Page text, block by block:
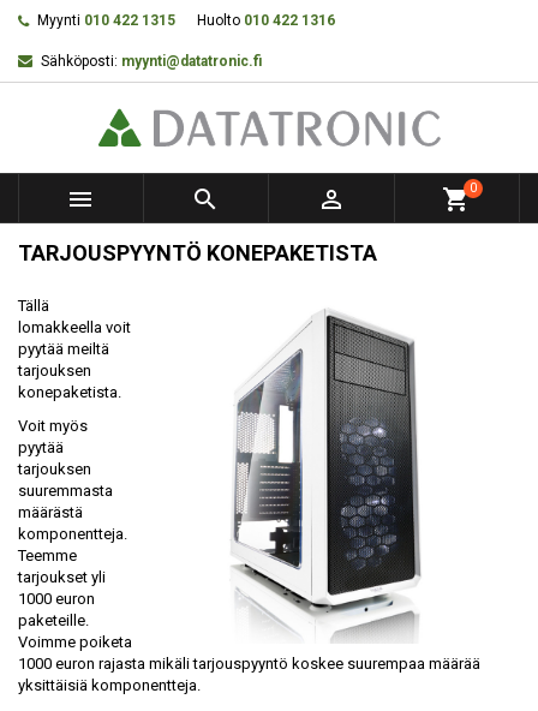
Myynti 010 422 1315 Huolto 010 422 1316
Sähköposti: myynti@datatronic.fi
   shopping_cart0
TARJOUSPYYNTÖ KONEPAKETISTA
Tällä
lomakkeella voit
pyytää meiltä
tarjouksen
konepaketista.
Voit myös
pyytää
tarjouksen
suuremmasta
määrästä
komponentteja.
Teemme
tarjoukset yli
1000 euron
paketeille.
Voimme poiketa
1000 euron rajasta mikäli tarjouspyyntö koskee suurempaa määrää
yksittäisiä komponentteja.